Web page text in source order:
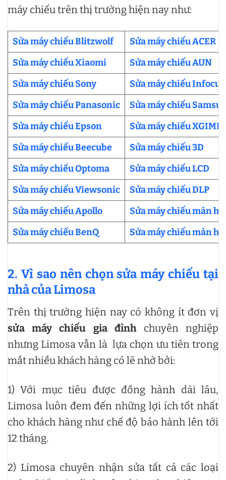
máy chiếu trên thị trường hiện nay như:
Sửa máy chiếu Blitzwolf
Sửa máy chiếu ACER
Sửa máy chiếu Xiaomi
Sửa máy chiếu AUN
Sửa máy chiếu Sony
Sửa máy chiếu Infocus
Sửa máy chiếu Panasonic
Sửa máy chiếu
Sửa máy chiếu Epson
Sửa máy chiếu XGIMI
Sửa máy chiếu Beecube
Sửa máy chiếu 3D
Sửa máy chiếu Optoma
Sửa máy chiếu LCD
Sửa máy chiếu Viewsonic
Sửa máy chiếu DLP
Sửa máy chiếu Apollo
Sửa máy chiếu màn
Sửa máy chiếu BenQ
Sửa máy chiếu màn
2. Vì sao nên chọn sửa máy chiếu tại
nhà của Limosa
Trên thị trường hiện nay có không ít đơn vị
sửa máy chiếu gia đìnhchuyên nghiệp
nhưng Limosa vẫn là lựa chọn ưu tiên trong
mắt nhiều khách hàng có lẽ nhờ bởi:
1) Với mục tiêu được đồng hành dài lâu,
Limosa luôn đem đến những lợi ích tốt nhất
cho khách hàng như chế độ bảo hành lên tới
12 tháng.
2) Limosa chuyên nhận sửa tất cả các loại